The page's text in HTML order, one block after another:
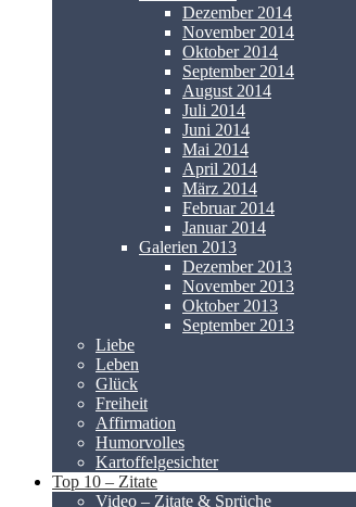
Dezember 2014
November 2014
Oktober 2014
September 2014
August 2014
Juli 2014
Juni 2014
Mai 2014
April 2014
März 2014
Februar 2014
Januar 2014
Galerien 2013
Dezember 2013
November 2013
Oktober 2013
September 2013
Liebe
Leben
Glück
Freiheit
Affirmation
Humorvolles
Kartoffelgesichter
Top 10 – Zitate
Video – Zitate & Sprüche